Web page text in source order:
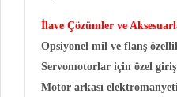
İlave Çözümler ve
Opsiyonel mil ve flanş
Servomotorlar için özel giriş
Motor arkası